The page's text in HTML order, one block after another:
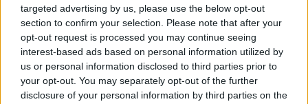
targeted advertising by us, please use the below opt-out
section to confirm your selection. Please note that after your
opt-out request is processed you may continue seeing
interest-based ads based on personal information utilized by
us or personal information disclosed to third parties prior to
your opt-out. You may separately opt-out of the further
disclosure of your personal information by third parties on the
Saftige Marillenknödel
Mittel